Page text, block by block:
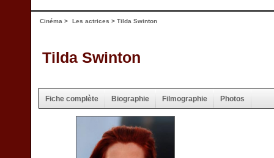
Cinéma > Les actrices > Tilda Swinton
Tilda Swinton
Fiche complète Biographie Filmographie Photos